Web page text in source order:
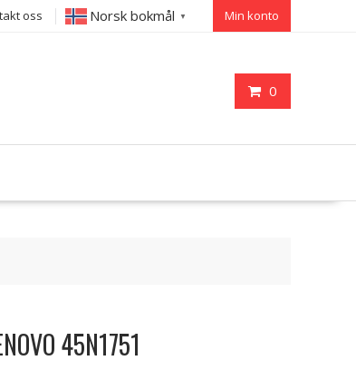
oss Norsk bokmål ▼ Min konto
0
45N1751